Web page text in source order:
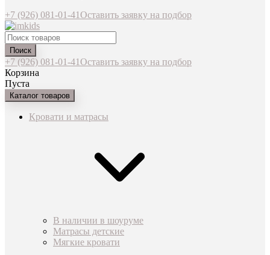
+7 (926) 081-01-41Оставить заявку на подбор
Поиск
+7 (926) 081-01-41Оставить заявку на подбор
Корзина
Пуста
Каталог товаров
Кровати и матрасы
В наличии в шоуруме
Матрасы детские
Мягкие кровати